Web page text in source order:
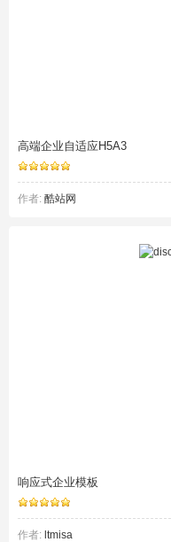
高端企业自适应H5A3
作者: 酷站网
响应式企业模板
作者: ltmisa